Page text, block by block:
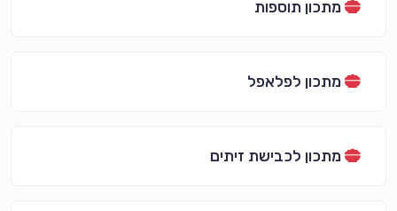
מתכון תוספות
מתכון לפלאפל
מתכון לכבישת זיתים